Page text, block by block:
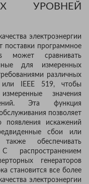
УРОВНЕЙ
электроэнергии
поставки программное
может сравнивать
для измеренных
различных
IEEE 519, чтобы
значения
Эта функция
позволяет
искажений
сбои или
обеспечивать
распространением
генераторов
становится все более
электроэнергии